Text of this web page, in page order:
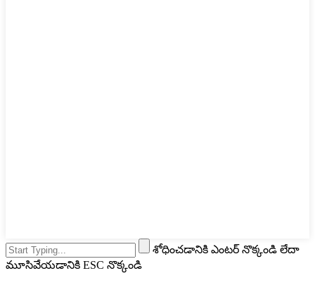
శోధించడానికి ఎంటర్ నొక్కండి లేదా
మూసివేయడానికి ESC నొక్కండి